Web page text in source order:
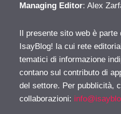
Managing Editor: Alex
Il presente sito web è parte
IsayBlog! la cui rete
tematici di informazione
contano sul contributo di
del settore. Per pubblicità,
collaborazioni: